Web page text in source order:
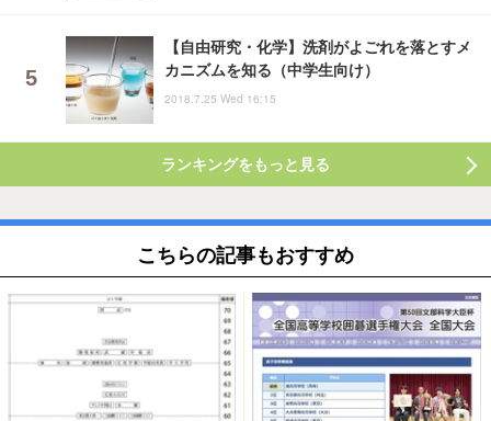
【自由研究・化学】洗剤がよごれを落とすメ
カニズムを知る（中学生向け）
2018.7.25 Wed 16:15
ランキングをもっと見る
こちらの記事もおすすめ